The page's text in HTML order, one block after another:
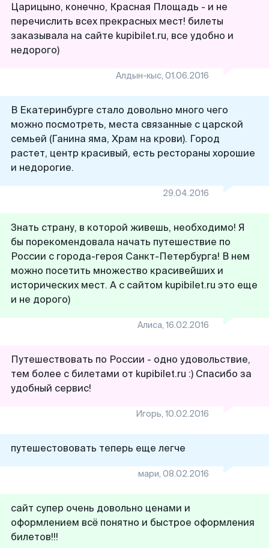
Царицыно, конечно, Красная Площадь - и не
перечислить всех прекрасных мест! билеты
заказывала на сайте kupibilet.ru, все удобно и
недорого)
Алдын-кыс, 01.06.2016
В Екатеринбурге стало довольно много чего
можно посмотреть, места связанные с царской
семьей (Ганина яма, Храм на крови). Город
растет, центр красивый, есть рестораны хорошие
и недорогие.
29.04.2016
Знать страну, в которой живешь, необходимо! Я
бы порекомендовала начать путешествие по
России с города-героя Санкт-Петербурга! В нем
можно посетить множество красивейших и
исторических мест. А с сайтом kupibilet.ru это еще
и не дорого)
Алиса, 16.02.2016
Путешествовать по России - одно удовольствие,
тем более с билетами от kupibilet.ru :) Спасибо за
удобный сервис!
Игорь, 10.02.2016
путешестововать теперь еще легче
мари, 08.02.2016
сайт супер очень довольно ценами и
оформлением всё понятно и быстрое оформления
билетов!!!